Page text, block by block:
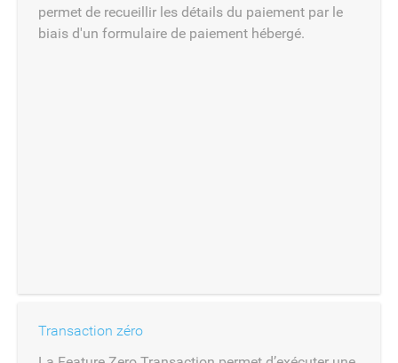
permet de recueillir les détails du paiement par le
biais d'un formulaire de paiement hébergé.
Transaction zéro